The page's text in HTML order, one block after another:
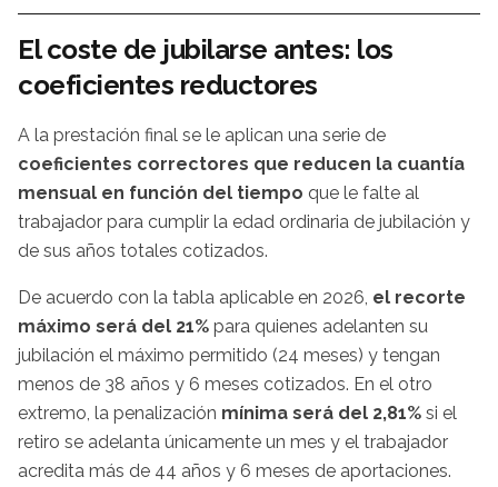
El coste de jubilarse antes: los
coeficientes reductores
A la prestación final se le aplican una serie de
coeficientes correctores que reducen la cuantía
mensual en función del tiempo que le falte al
trabajador para cumplir la edad ordinaria de jubilación y
de sus años totales cotizados.
De acuerdo con la tabla aplicable en 2026, el recorte
máximo será del 21% para quienes adelanten su
jubilación el máximo permitido (24 meses) y tengan
menos de 38 años y 6 meses cotizados. En el otro
extremo, la penalización mínima será del 2,81% si el
retiro se adelanta únicamente un mes y el trabajador
acredita más de 44 años y 6 meses de aportaciones.